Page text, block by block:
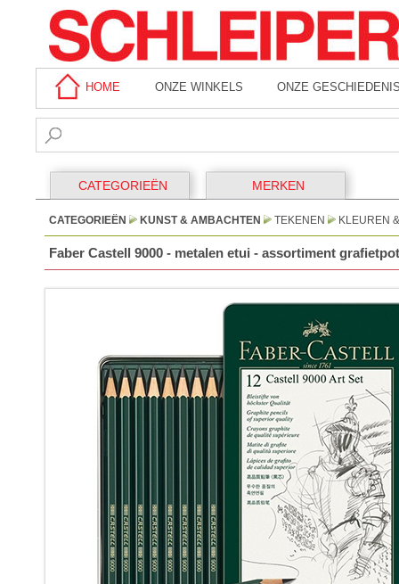
HOME ONZE WINKELS ONZE
CATEGORIEËN MERKEN
CATEGORIEËN KUNST & AMBACHTEN TEKENEN KLEUREN
Faber Castell 9000 - metalen etui - assortiment